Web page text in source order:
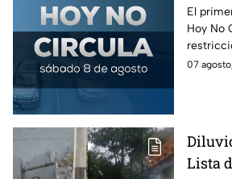
No
El
Hoy No
07
Lista